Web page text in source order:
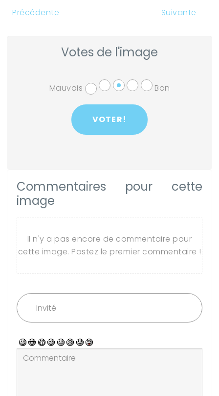
Précédente Suivante
Votes de l'image
Mauvais Bon
Commentaires pour cette
image
Il n'y a pas encore de commentaire pour
cette image. Postez le premier commentaire !